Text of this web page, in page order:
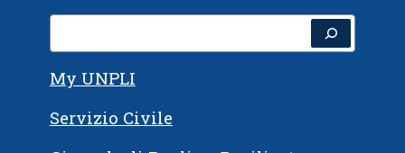
My UNPLI
Servizio Civile